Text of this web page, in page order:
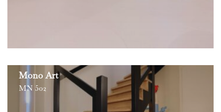
Mono Art
MN 502